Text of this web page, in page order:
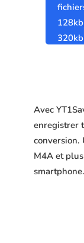
Avec
enregistrer
conversion.
M4A et
smartphone.